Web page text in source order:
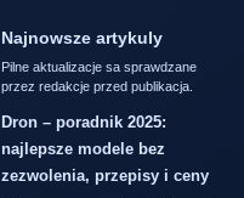
Najnowsze artykuly
Pilne aktualizacje sa sprawdzane
przez redakcje przed publikacja.
Dron – poradnik 2025:
najlepsze modele bez
zezwolenia, przepisy i ceny